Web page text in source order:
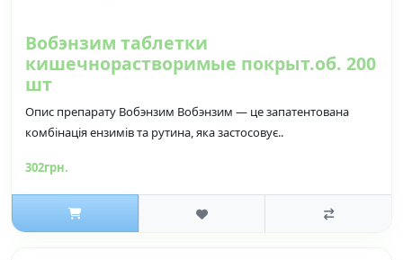
Вобэнзим таблетки
кишечнорастворимые покрыт.об. 200
шт
Опис препарату Вобэнзим Вобэнзим — це запатентована
комбінація ензимів та рутина, яка застосовує..
302грн.